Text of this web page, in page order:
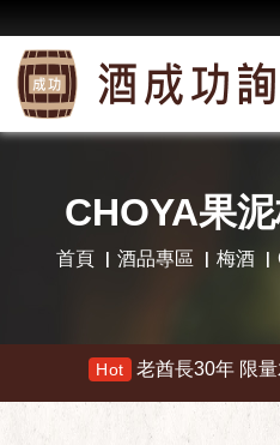
CHOYA果
首頁 酒品專區 梅酒
老酋長30年 限量木盒